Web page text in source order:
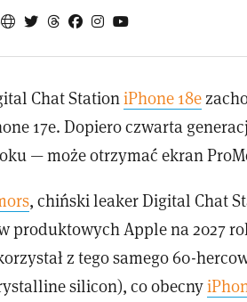
Chat StationiPhone 18e
17e. Dopiero czwarta
— może otrzymać ekran
, chiński leaker Digital Chat
produktowych Apple na 2027
z tego samego 60-
silicon), co obecny